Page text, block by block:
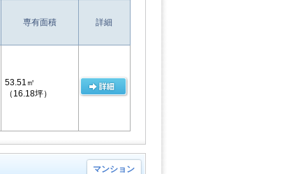
専有面積 詳細
53.51㎡
（16.18坪）
マンション